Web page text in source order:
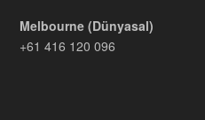
Melbourne (Dünyasal)
+61 416 120 096